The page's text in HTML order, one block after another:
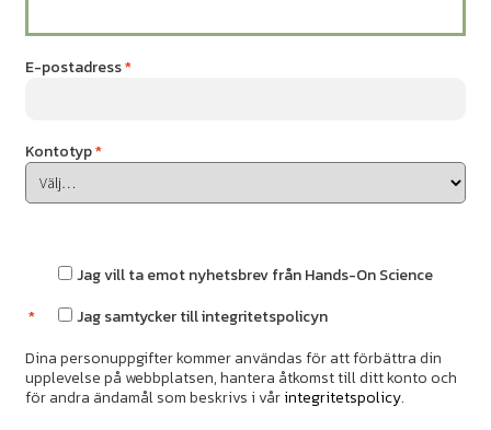
E-postadress*Obligatoriskt
Kontotyp*
Jag vill ta emot nyhetsbrev från Hands-On Science
*
Jag samtycker till integritetspolicyn
Dina personuppgifter kommer användas för att förbättra din
upplevelse på webbplatsen, hantera åtkomst till ditt konto och
för andra ändamål som beskrivs i vårintegritetspolicy.